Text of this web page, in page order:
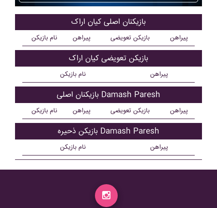
بازیکنان اصلی کيان اراک
نام بازیکن پیراهن بازیکن تعویضی پیراهن
بازیکن تعویضی کيان اراک
نام بازیکن پیراهن
بازیکنان اصلی Damash Paresh
نام بازیکن پیراهن بازیکن تعویضی پیراهن
بازیکن ذحیره Damash Paresh
نام بازیکن پیراهن